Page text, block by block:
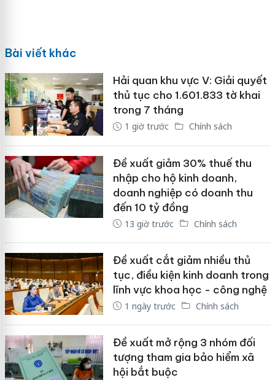
Bài viết khác
Hải quan khu vực V: Giải quyết
thủ tục cho 1.601.833 tờ khai
trong 7 tháng
1 giờ trước Chính sách
Đề xuất giảm 30% thuế thu
nhập cho hộ kinh doanh,
doanh nghiệp có doanh thu
đến 10 tỷ đồng
13 giờ trước Chính sách
Đề xuất cắt giảm nhiều thủ
tục, điều kiện kinh doanh trong
lĩnh vực khoa học - công nghệ
1 ngày trước Chính sách
Đề xuất mở rộng 3 nhóm đối
tượng tham gia bảo hiểm xã
hội bắt buộc